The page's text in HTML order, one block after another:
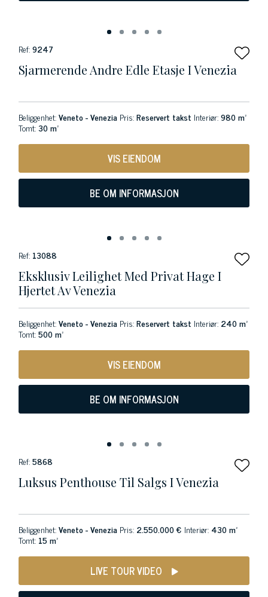
Ref:9247
Sjarmerende Andre Edle Etasje I Venezia
Beliggenhet:Veneto - Venezia Pris:Reservert takst Interiør:980 m²
Tomt:30 m²
VIS EIENDOM
BE OM INFORMASJON
Ref: 13088
Eksklusiv Leilighet Med Privat Hage I
Hjertet Av Venezia
Beliggenhet:Veneto - Venezia Pris:Reservert takst Interiør: 240 m²
Tomt:500 m²
VIS EIENDOM
BE OM INFORMASJON
Ref:5868
Luksus Penthouse Til Salgs I Venezia
Beliggenhet:Veneto - Venezia Pris: 2.550.000 € Interiør: 430 m²
Tomt: 15 m²
LIVE TOUR VIDEO